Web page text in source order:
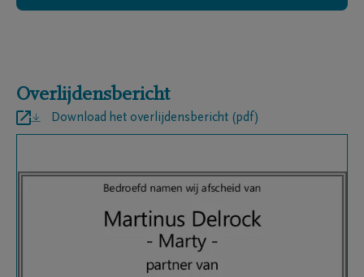
Overlijdensbericht
Download het overlijdensbericht (pdf)